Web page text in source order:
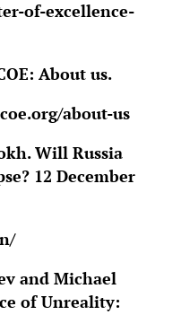
of-excellence-
About us.
about-us
Will Russia
12 December
and Michael
of Unreality: